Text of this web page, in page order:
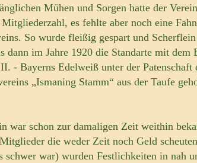
Mühen und Sorgen hatte der
es fehlte aber noch eine
So wurde fleißig gespart und
dann im Jahre 1920 die Standarte mit dem
- Bayerns Edelweiß unter der Patenschaft
„Ismaning Stamm“ aus der Taufe
war schon zur damaligen Zeit weithin
die weder Zeit noch Geld
schwer war) wurden Festlichkeiten in nah